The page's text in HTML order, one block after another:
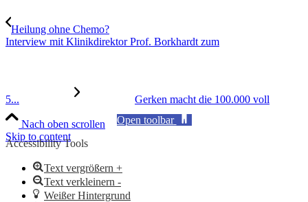
Heilung ohne Chemo?
Interview mit Klinikdirektor Prof. Borkhardt zum
5... Gerken macht die 100.000 voll
Nach oben scrollen
Skip to content
Open toolbar
Accessibility Tools
Text vergrößern +
Text verkleinern -
Weißer Hintergrund